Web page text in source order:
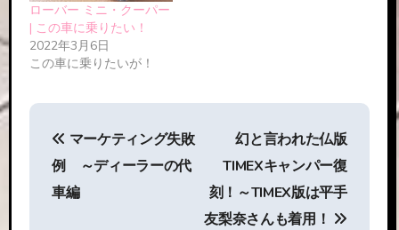
ローバー ミニ・クーパー
| この車に乗りたい！
2022年3月6日
この車に乗りたいが！
投
稿
ナ
マーケティング失敗
例 ～ディーラーの代
車編
幻と言われた仏版
TIMEXキャンパー復
刻！～TIMEX版は平手
友梨奈さんも着用！